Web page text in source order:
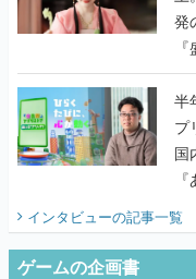
発
う
半
プ
国
て
インタビューの記事一覧
ゲームの企画書